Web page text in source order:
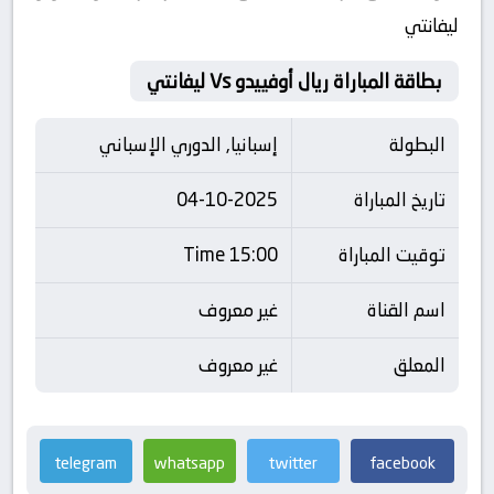
ليفانتي
بطاقة المباراة ريال أوفييدو Vs ليفانتي
البطولة
إسبانيا, الدوري الإسباني
تاريخ المباراة
04-10-2025
توقيت المباراة
15:00 Time
اسم القناة
غير معروف
المعلق
غير معروف
facebook
twitter
whatsapp
telegram